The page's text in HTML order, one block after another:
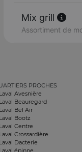
Mix grill
Assortiment de
PROCHES
Laval Avesnière
Laval Beauregard
Laval Bel Air
Laval Bootz
Laval Centre
Laval Crossardière
Laval Dacterie
Laval épinne